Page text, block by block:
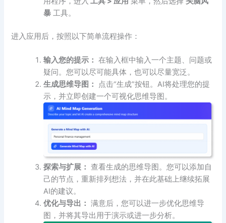
暴 工具。
进入应用后，按照以下简单流程操作：
输入您的提示： 在输入框中输入一个主题、问题或
疑问。您可以尽可能具体，也可以尽量宽泛。
生成思维导图：
点击“生成”按钮。AI将处理您的提
示，并立即创建一个可视化思维导图。
探索与扩展： 查看生成的思维导图。您可以添加自
己的节点，重新排列想法，并在此基础上继续拓展
AI的建议。
优化与导出： 满意后，您可以进一步优化思维导
图，并将其导出用于演示或进一步分析。